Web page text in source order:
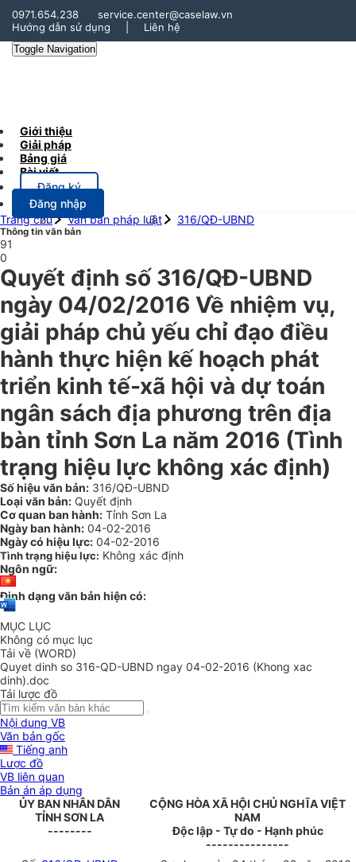
0971.654.238
service.center@caselaw.vn
Hướng dẫn sử dụng
Liên hệ
Toggle Navigation
Giới thiệu
Giải pháp
Bảng giá
Bài viết
Đăng ký
Đăng nhập
Trang chủ
Văn bản pháp luật 316/QĐ-UBND
Thông tin văn bản
91
0
Quyết định số 316/QĐ-UBND
ngày 04/02/2016 Về nhiệm vụ,
giải pháp chủ yếu chỉ đạo điều
hành thực hiện kế hoạch phát
triển kinh tế-xã hội và dự toán
ngân sách địa phương trên địa
bàn tỉnh Sơn La năm 2016 (Tình
trạng hiệu lực không xác định)
Số hiệu văn bản: 316/QĐ-UBND
Loại văn bản: Quyết định
Cơ quan ban hành: Tỉnh Sơn La
Ngày ban hành: 04-02-2016
Ngày có hiệu lực: 04-02-2016
Tình trạng hiệu lực: Không xác định
Ngôn ngữ:
Định dạng văn bản hiện có:
MỤC LỤC
Không có mục lục
Tải về (WORD)
Quyet dinh so 316-QD-UBND ngay 04-02-2016 (Khong xac
dinh).doc
Tải lược đồ
Nội dung VB
Văn bản gốc
Tiếng anh
Lược đồ
VB liên quan
Bản án áp dụng
ỦY BAN NHÂN DÂN
TỈNH SƠN LA
--------
CỘNG HÒA XÃ HỘI CHỦ NGHĨA VIỆT
NAM
Độc lập - Tự do - Hạnh phúc
---------------